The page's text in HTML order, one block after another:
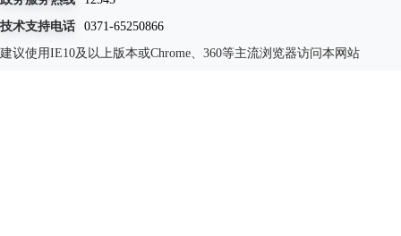
技术支持电话
0371-65250866
建议使用IE10及以上版本或Chrome、360等主流浏览器访问本网站